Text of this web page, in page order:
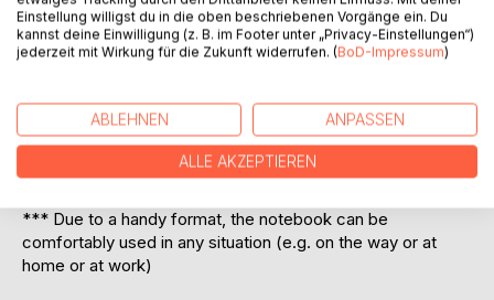
Notebook for all friends of classy and noble vintage design
for yourself.
*** Notebook for fast and simple saving of instructions,
prescriptions or for all things you do not want to forget
*** Due to a handy format, the notebook can be
comfortably used in any situation (e.g. on the way or at
home or at work)
Einstellung willigst du in die oben beschriebenen Vorgänge ein. Du
kannst deine Einwilligung (z. B. im Footer unter „Privacy-Einstellungen“)
jederzeit mit Wirkung für die Zukunft widerrufen. (BoD-Impressum)
ABLEHNEN ANPASSEN
ALLE AKZEPTIEREN